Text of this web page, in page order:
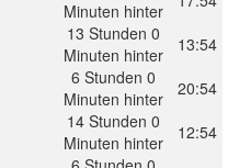
Minuten hinter
13 Stunden 0
Minuten hinter
13:54
6 Stunden 0
Minuten hinter
20:54
14 Stunden 0
Minuten hinter
12:54